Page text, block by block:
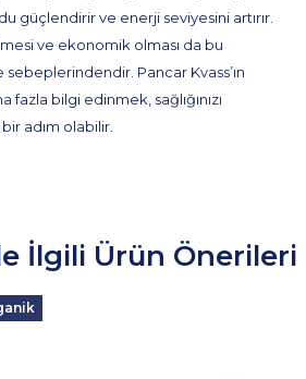
güçlendirir ve enerji seviyesini artırır.
ve ekonomik olması da bu
Pancar Kvass’ın
fazla bilgi edinmek, sağlığınızı
adım olabilir.
İlgili Ürün Önerileri